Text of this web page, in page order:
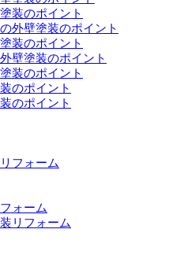
装のポイント
外壁塗装のポイント
装のポイント
壁塗装のポイント
装のポイント
のポイント
のポイント
フォーム
ォーム
リフォーム